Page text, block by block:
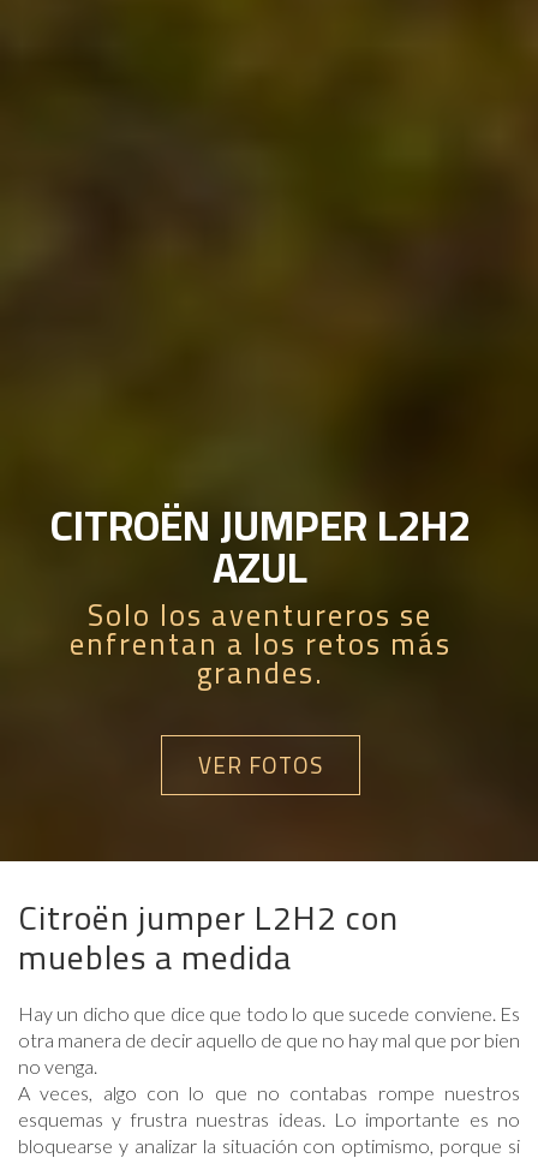
CITROËN JUMPER L2H2
AZUL
Solo los aventureros se
enfrentan a los retos más
grandes.
VER FOTOS
Citroën jumper L2H2 con
muebles a medida
Hay un dicho que dice que todo lo que sucede conviene. Es
otra manera de decir aquello de que no hay mal que por bien
no venga.
A veces, algo con lo que no contabas rompe nuestros
esquemas y frustra nuestras ideas. Lo importante es no
bloquearse y analizar la situación con optimismo, porque si